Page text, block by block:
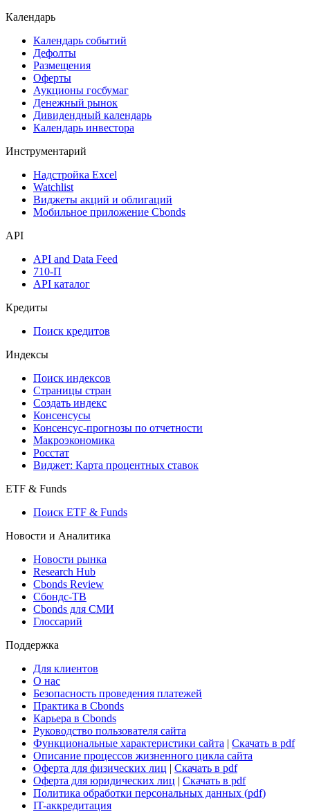
Календарь
Календарь событий
Дефолты
Размещения
Оферты
Аукционы госбумаг
Денежный рынок
Дивидендный календарь
Календарь инвестора
Инструментарий
Надстройка Excel
Watchlist
Виджеты акций и облигаций
Мобильное приложение Cbonds
API
API and Data Feed
710-П
API каталог
Кредиты
Поиск кредитов
Индексы
Поиск индексов
Страницы стран
Создать индекс
Консенсусы
Консенсус-прогнозы по отчетности
Макроэкономика
Росстат
Виджет: Карта процентных ставок
ETF & Funds
Поиск ETF & Funds
Новости и Аналитика
Новости рынка
Research Hub
Cbonds Review
Сбондс-ТВ
Cbonds для СМИ
Глоссарий
Поддержка
Для клиентов
О нас
Безопасность проведения платежей
Практика в Cbonds
Карьера в Cbonds
Руководство пользователя сайта
Функциональные характеристики сайта | Скачать в pdf
Описание процессов жизненного цикла сайта
Оферта для физических лиц | Скачать в pdf
Оферта для юридических лиц | Скачать в pdf
Политика обработки персональных данных (pdf)
IT-аккредитация